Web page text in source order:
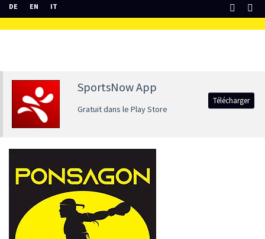
DE EN IT
SportsNow App
Gratuit dans le Play Store
Télécharger